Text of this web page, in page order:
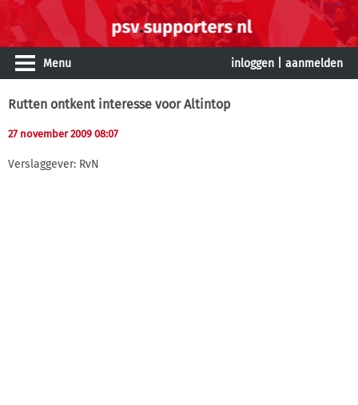
Menu inloggen aanmelden
Rutten ontkent interesse voor Altintop
27 november 2009 08:07
Verslaggever: RvN